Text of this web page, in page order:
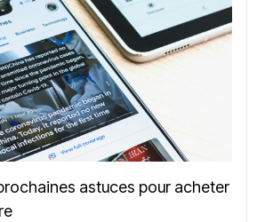
astuces pour acheter